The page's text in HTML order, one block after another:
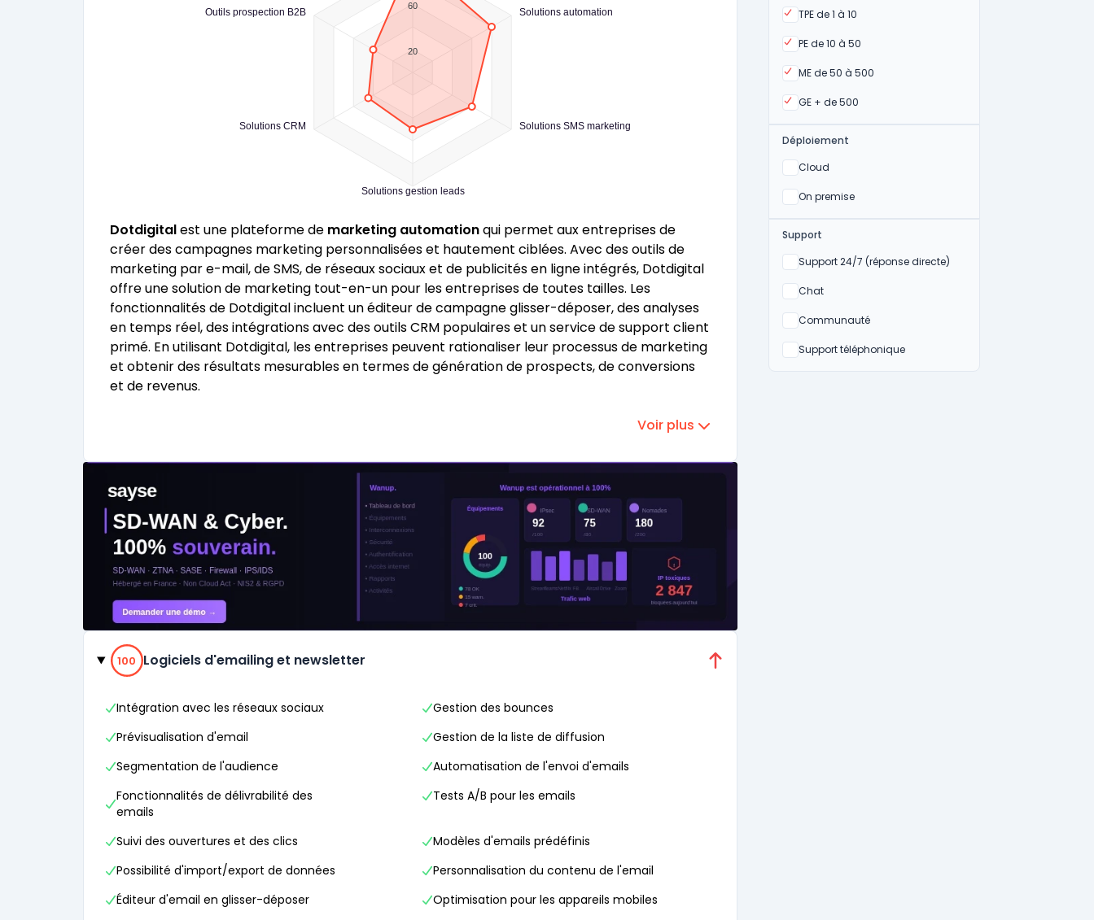
TPE de 1 à 10
Oui
PE de 10 à 50
Oui
ME de 50 à 500
Oui
GE + de 500
Oui
Déploiement
Cloud
Oui
On premise
Oui
Support
Support 24/7 (réponse directe)
Non
Chat
Non
Communauté
Non
Support téléphonique
Non
Solutions automation
Solutions SMS marketing
Solutions gestion leads
Solutions CRM
Outils prospection B2B
60
20
Dotdigitalest une plateforme de marketing automationqui permet aux entreprises de
créer des campagnes marketing personnalisées et hautement ciblées. Avec des outils de
marketing par e-mail, de SMS, de réseaux sociaux et de publicités en ligne intégrés, Dotdigital
offre une solution de marketing tout-en-un pour les entreprises de toutes tailles. Les
fonctionnalités de Dotdigital incluent un éditeur de campagne glisser-déposer, des analyses
en temps réel, des intégrations avec des outils CRM populaires et un service de support client
primé. En utilisant Dotdigital, les entreprises peuvent rationaliser leur processus de marketing
et obtenir des résultats mesurables en termes de génération de prospects, de conversions
et de revenus.
Voir plus
Catégories
100% de compatibilité
100 Logiciels d'emailing et newsletter
Intégration avec les réseaux sociaux
Gestion des bounces
Prévisualisation d'email
Gestion de la liste de diffusion
Segmentation de l'audience
Automatisation de l'envoi d'emails
Fonctionnalités de délivrabilité des
emails
Tests A/B pour les emails
Suivi des ouvertures et des clics
Modèles d'emails prédéfinis
Possibilité d'import/export de données
Personnalisation du contenu de l'email
Éditeur d'email en glisser-déposer
Optimisation pour les appareils mobiles